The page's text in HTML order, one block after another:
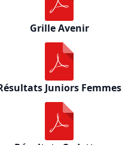
Grille Avenir
Juniors Femmes